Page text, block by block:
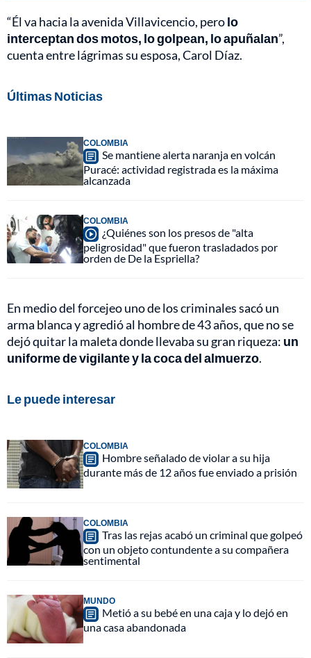
“Él va hacia la avenida Villavicencio, perolo
interceptan dos motos, lo golpean, lo apuñalan”,
cuenta entre lágrimas su esposa, Carol Díaz.
Últimas Noticias
COLOMBIA
Se mantiene alerta naranja en volcán
Puracé: actividad registrada es la máxima
alcanzada
COLOMBIA
¿Quiénes son los presos de "alta
peligrosidad" que fueron trasladados por
orden de De la Espriella?
En medio del forcejeo uno de los criminales sacó un
arma blanca y agredió al hombre de 43 años, que no se
dejó quitar la maleta donde llevaba su gran riqueza: un
uniforme de vigilante y la coca del almuerzo.
Le puede interesar
COLOMBIA
Hombre señalado de violar a su hija
durante más de 12 años fue enviado a prisión
COLOMBIA
Tras las rejas acabó un criminal que golpeó
con un objeto contundente a su compañera
sentimental
MUNDO
Metió a su bebé en una caja y lo dejó en
una casa abandonada